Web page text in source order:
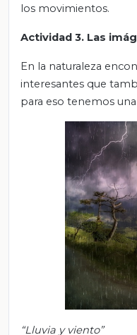
los movimientos.
Actividad 3. Las
En la naturaleza
interesantes que
para eso tenemos
“Lluvia y viento”